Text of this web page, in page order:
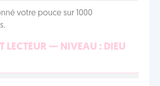
votre pouce sur 1000
LECTEUR — NIVEAU : DIEU